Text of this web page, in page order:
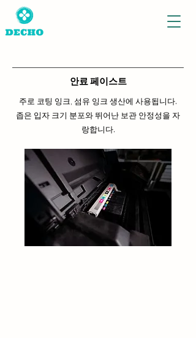
안료 페이스트
주로 코팅 잉크, 섬유 잉크 생산에 사용됩니다.
좁은 입자 크기 분포와 뛰어난 보관 안정성을 자
랑합니다.